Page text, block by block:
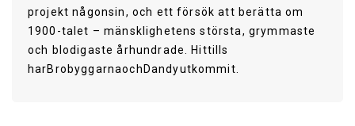
projekt någonsin, och ett försök att berätta om
1900-talet – mänsklighetens största, grymmaste
och blodigaste århundrade. Hittills
harBrobyggarnaochDandyutkommit.